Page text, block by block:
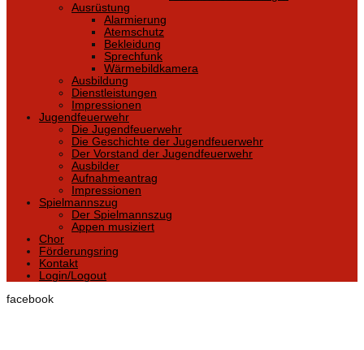
Ausrüstung
Alarmierung
Atemschutz
Bekleidung
Sprechfunk
Wärmebildkamera
Ausbildung
Dienstleistungen
Impressionen
Jugendfeuerwehr
Die Jugendfeuerwehr
Die Geschichte der Jugendfeuerwehr
Der Vorstand der Jugendfeuerwehr
Ausbilder
Aufnahmeantrag
Impressionen
Spielmannszug
Der Spielmannszug
Appen musiziert
Chor
Förderungsring
Kontakt
Login/Logout
facebook